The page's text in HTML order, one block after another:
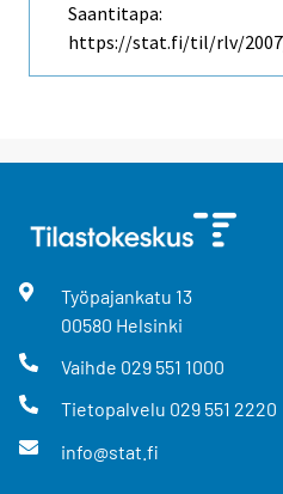
Saantitapa:
https://stat.fi/til/rlv/
Työpajankatu 13
00580 Helsinki
Vaihde 029 551 1000
Tietopalvelu 029 551 2220
info@stat.fi